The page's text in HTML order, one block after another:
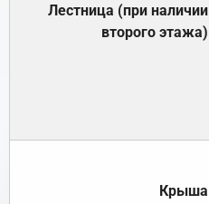
Лестница (при наличии
второго этажа)
Крыша